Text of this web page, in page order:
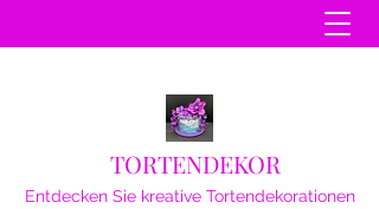
TORTENDEKOR
Entdecken Sie kreative Tortendekorationen